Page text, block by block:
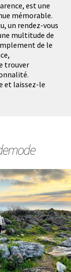
est une
mémorable.
un rendez-vous
multitude de
de le
trouver
et laissez-le